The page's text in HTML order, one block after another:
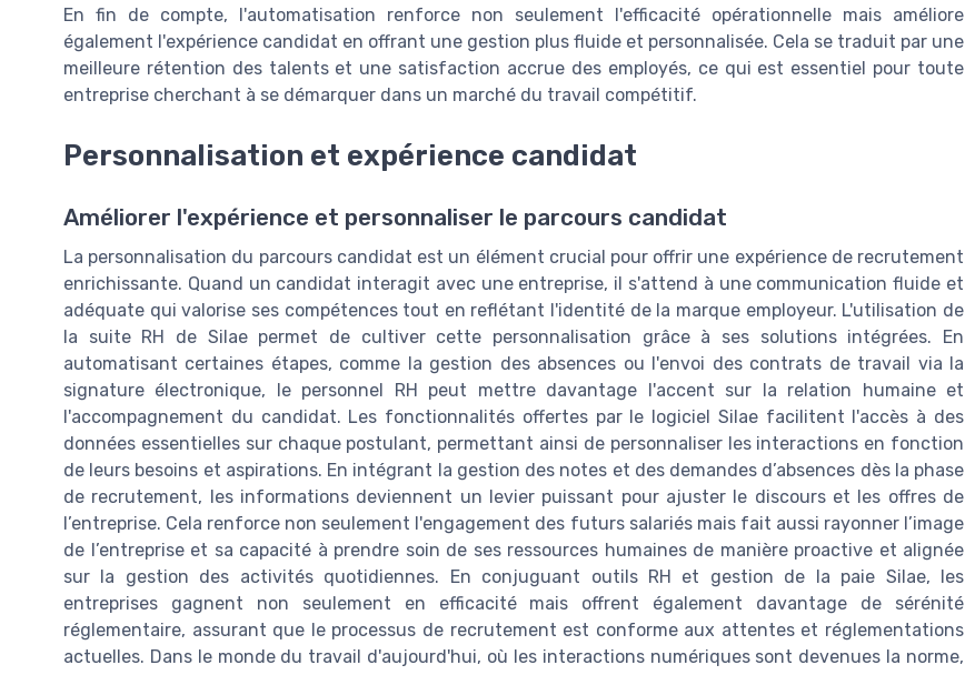
En fin de compte, l'automatisation renforce non seulement l'efficacité opérationnelle mais améliore
également l'expérience candidat en offrant une gestion plus fluide et personnalisée. Cela se traduit par une
meilleure rétention des talents et une satisfaction accrue des employés, ce qui est essentiel pour toute
entreprise cherchant à se démarquer dans un marché du travail compétitif.
Personnalisation et expérience candidat
Améliorer l'expérience et personnaliser le parcours candidat
La personnalisation du parcours candidat est un élément crucial pour offrir une expérience de recrutement
enrichissante. Quand un candidat interagit avec une entreprise, il s'attend à une communication fluide et
adéquate qui valorise ses compétences tout en reflétant l'identité de la marque employeur. L'utilisation de
la suite RH de Silae permet de cultiver cette personnalisation grâce à ses solutions intégrées. En
automatisant certaines étapes, comme la gestion des absences ou l'envoi des contrats de travail via la
signature électronique, le personnel RH peut mettre davantage l'accent sur la relation humaine et
l'accompagnement du candidat. Les fonctionnalités offertes par le logiciel Silae facilitent l'accès à des
données essentielles sur chaque postulant, permettant ainsi de personnaliser les interactions en fonction
de leurs besoins et aspirations. En intégrant la gestion des notes et des demandes d’absences dès la phase
de recrutement, les informations deviennent un levier puissant pour ajuster le discours et les offres de
l’entreprise. Cela renforce non seulement l'engagement des futurs salariés mais fait aussi rayonner l’image
de l’entreprise et sa capacité à prendre soin de ses ressources humaines de manière proactive et alignée
sur la gestion des activités quotidiennes. En conjuguant outils RH et gestion de la paie Silae, les
entreprises gagnent non seulement en efficacité mais offrent également davantage de sérénité
réglementaire, assurant que le processus de recrutement est conforme aux attentes et réglementations
actuelles. Dans le monde du travail d'aujourd'hui, où les interactions numériques sont devenues la norme,